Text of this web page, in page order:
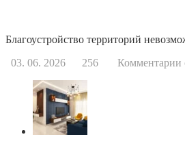
Благоустройство территорий
03. 06. 2026
256 Комментарии